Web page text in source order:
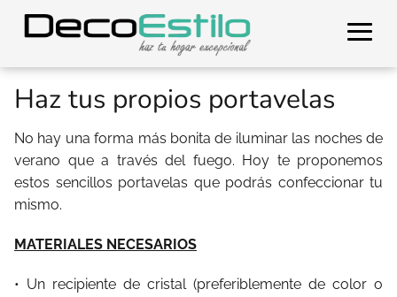
Haz tus propios portavelas
No hay una forma más bonita de iluminar las noches de
verano que a través del fuego. Hoy te proponemos
estos sencillos portavelas que podrás confeccionar tu
mismo.
MATERIALES NECESARIOS
• Un recipiente de cristal (preferiblemente de color o